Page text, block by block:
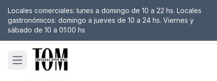
Locales comerciales: lunes a domingo de 10 a 22 hs. Locales
gastronómicos: domingo a jueves de 10 a 24 hs. Viernes y
sábado de 10 a 01:00 hs
Open main menu